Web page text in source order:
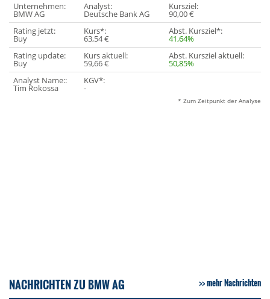
Unternehmen:
BMW AG
Analyst:
Deutsche Bank AG
Kursziel:
90,00 €
Rating jetzt:
Buy
Kurs*:
63,54 €
Abst. Kursziel*:
41,64%
Rating update:
Buy
Kurs aktuell:
59,66 €
Abst. Kursziel aktuell:
50,85%
Analyst Name::
Tim Rokossa
KGV*:
-
* Zum Zeitpunkt der Analyse
NACHRICHTEN ZU BMW AG mehr Nachrichten